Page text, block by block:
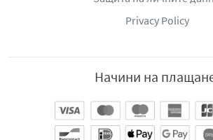
Privacy Policy
Начини на